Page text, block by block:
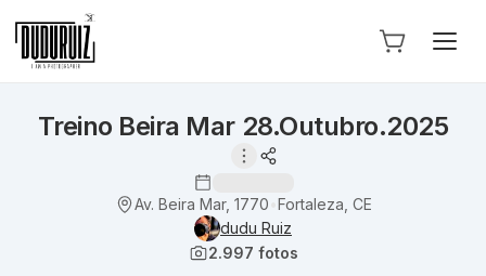
Treino Beira Mar 28.Outubro.2025
Av. Beira Mar, 1770 Fortaleza, CE
dudu Ruiz
2.997 fotos